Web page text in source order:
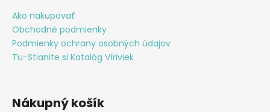
Ako nakupovať
Obchodné podmienky
Podmienky ochrany osobných údajov
Tu-Stianite si Katalóg Víriviek
Nákupný košík